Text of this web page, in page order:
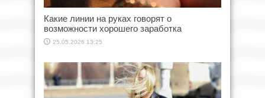
Какие линии на руках говорят о
возможности хорошего заработка
25.05.2026 13:25